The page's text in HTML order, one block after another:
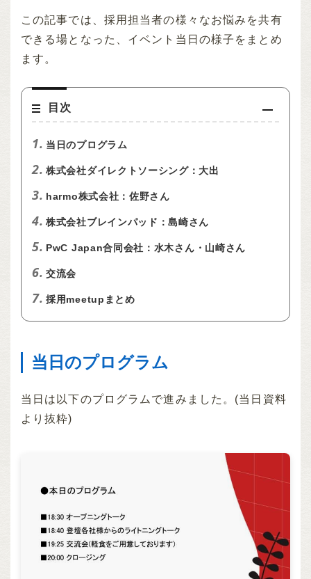
この記事では、採用担当者の様々なお悩みを共有
できる場となった、イベント当日の様子をまとめ
ます。
目次
1. 当日のプログラム
2. 株式会社ダイレクトソーシング：大出
3. harmo株式会社：佐野さん
4. 株式会社ブレインパッド：島崎さん
5. PwC Japan合同会社：水木さん・山崎さん
6. 交流会
7. 採用meetupまとめ
当日のプログラム
当日は以下のプログラムで進みました。(当日資料
より抜粋)